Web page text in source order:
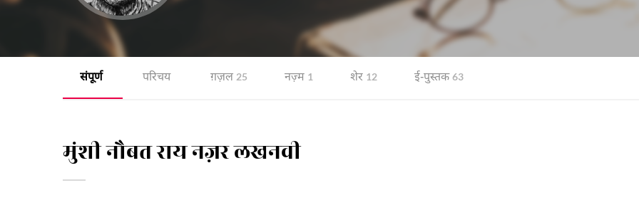
संपूर्ण परिचय ग़ज़ल 25 नज़्म 1 शेर 12 ई-पुस्तक 63
मुंशी नौबत राय नज़र लखनवी